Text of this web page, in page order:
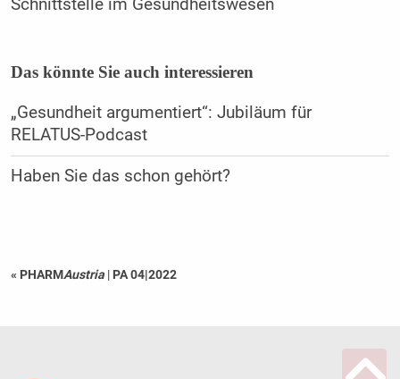
Schnittstelle im Gesundheitswesen
Das könnte Sie auch interessieren
„Gesundheit argumentiert“: Jubiläum für
RELATUS-Podcast
Haben Sie das schon gehört?
« PHARMAustria | PA 04|2022